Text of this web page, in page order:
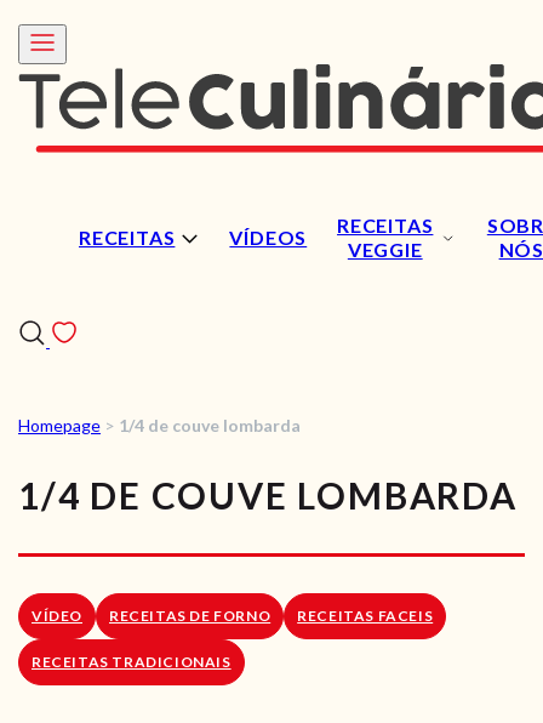
RECEITAS VÍDEOS
RECEITAS
VEGGIE
NÓS
RECEITAS
VÍDEOS
RECEITAS VEGGIE
SOBRE NÓS
LOJA ONLINE
Homepage > 1/4 de couve lombarda
1/4 DE COUVE LOMBARDA
VÍDEO RECEITAS DE FORNO RECEITAS FACEIS
RECEITAS TRADICIONAIS